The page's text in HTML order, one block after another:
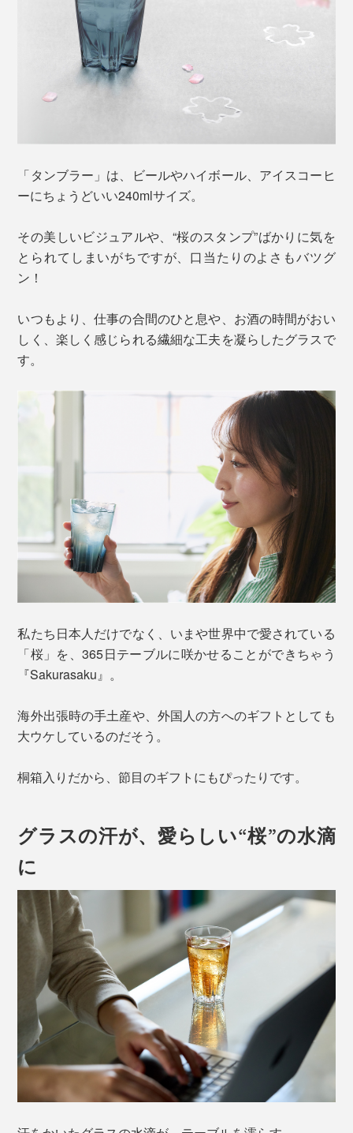
「タンブラー」は、ビールやハイボール、アイスコーヒ
ーにちょうどいい240mlサイズ。
その美しいビジュアルや、“桜のスタンプ”ばかりに気を
とられてしまいがちですが、口当たりのよさもバツグ
ン！
いつもより、仕事の合間のひと息や、お酒の時間がおい
しく、楽しく感じられる繊細な工夫を凝らしたグラスで
す。
私たち日本人だけでなく、いまや世界中で愛されている
「桜」を、365日テーブルに咲かせることができちゃう
『Sakurasaku』。
海外出張時の手土産や、外国人の方へのギフトとしても
大ウケしているのだそう。
桐箱入りだから、節目のギフトにもぴったりです。
グラスの汗が、愛らしい“桜”の水滴
に